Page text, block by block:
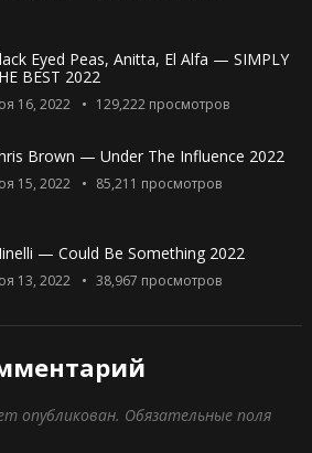
Eyed Peas, Anitta, El Alfa — SIMPLY
BEST 2022
16, 2022 129,222просмотров
Brown — Under The Influence 2022
15, 2022 85,211 просмотров
— Could Be Something 2022
13, 2022 38,967 просмотров
опубликован. Обязательные поля